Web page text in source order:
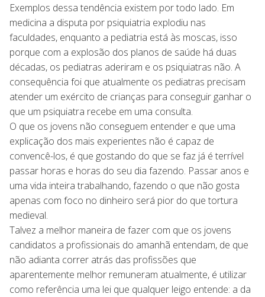
Exemplos dessa tendência existem por todo lado. Em
medicina a disputa por psiquiatria explodiu nas
faculdades, enquanto a pediatria está às moscas, isso
porque com a explosão dos planos de saúde há duas
décadas, os pediatras aderiram e os psiquiatras não. A
consequência foi que atualmente os pediatras precisam
atender um exército de crianças para conseguir ganhar o
que um psiquiatra recebe em uma consulta.
O que os jovens não conseguem entender e que uma
explicação dos mais experientes não é capaz de
convencê-los, é que gostando do que se faz já é terrível
passar horas e horas do seu dia fazendo. Passar anos e
uma vida inteira trabalhando, fazendo o que não gosta
apenas com foco no dinheiro será pior do que tortura
medieval.
Talvez a melhor maneira de fazer com que os jovens
candidatos a profissionais do amanhã entendam, de que
não adianta correr atrás das profissões que
aparentemente melhor remuneram atualmente, é utilizar
como referência uma lei que qualquer leigo entende: a da